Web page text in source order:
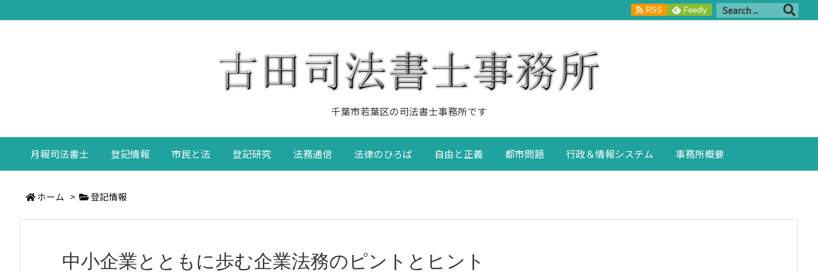
千葉市若葉区の司法書士事務所です
月報司法書士 登記情報 市民と法 登記研究 法務通信 法律のひろば 自由と正義 都市問題 行政＆情報システム 事務所概要
RSS Feedly
ホーム > 登記情報
中小企業とともに歩む企業法務のピントとヒント